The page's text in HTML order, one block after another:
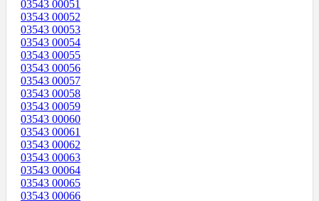
03543 00051
03543 00052
03543 00053
03543 00054
03543 00055
03543 00056
03543 00057
03543 00058
03543 00059
03543 00060
03543 00061
03543 00062
03543 00063
03543 00064
03543 00065
03543 00066